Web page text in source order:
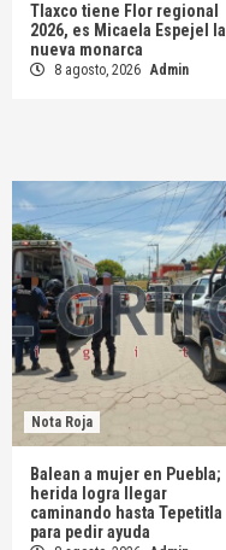
Tlaxco tiene Flor regional
2026, es Micaela Espejel la
nueva monarca
8 agosto, 2026 Admin
Nota Roja
Balean a mujer en Puebla;
herida logra llegar
caminando hasta Tepetitla
para pedir ayuda